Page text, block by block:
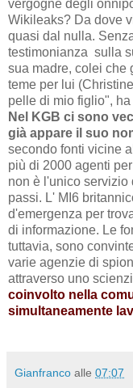
vergogne degli
Wikileaks? Da dove
quasi dal nulla.
testimonianza sulla
sua madre, colei che
teme per lui
pelle di mio figlio", ha
Nel KGB ci sono
già appare il suo
secondo fonti vicine
più di 2000 agenti
non è l'unico servizio
passi. L' MI6
d'emergenza per
di informazione. Le
tuttavia, sono
varie agenzie di
attraverso uno
coinvolto nella
simultaneamente
Gianfranco alle 07:07